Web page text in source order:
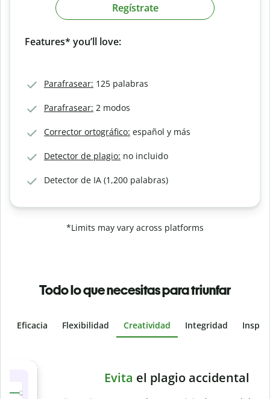
Regístrate
Features* you’ll love:
Parafrasear: 125 palabras
Parafrasear: 2 modos
Corrector ortográfico: español y más
Detector de plagio: no incluido
Detector de IA (1,200 palabras)
*Limits may vary across platforms
Todo lo que necesitas para triunfar
Eficacia Flexibilidad Creatividad Integridad
Slide 4 of 6